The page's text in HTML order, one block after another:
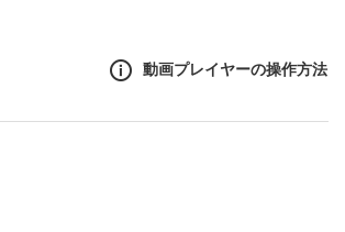
動画プレイヤーの操作方法